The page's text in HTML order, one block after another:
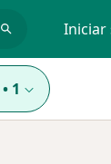
Iniciar
• 1